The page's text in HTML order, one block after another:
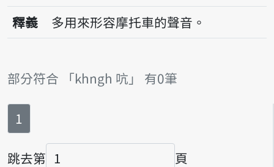
播放音讀khngh
釋義 多用來形容摩托車的聲音。
部分符合 「khngh 吭」 有0筆
第
1
跳去第 頁